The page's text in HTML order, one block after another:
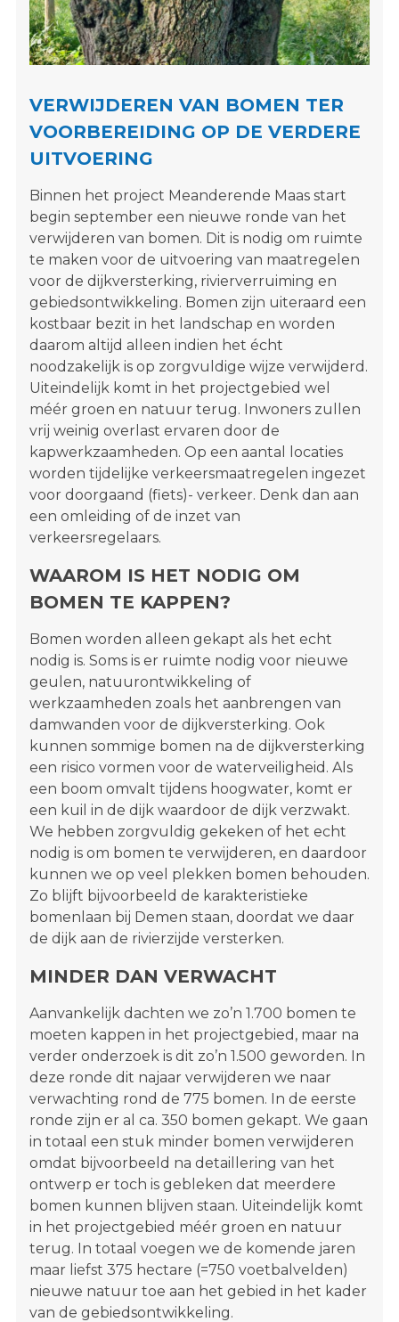
VERWIJDEREN VAN BOMEN TER
VOORBEREIDING OP DE VERDERE
UITVOERING
Binnen het project Meanderende Maas start
begin september een nieuwe ronde van het
verwijderen van bomen. Dit is nodig om ruimte
te maken voor de uitvoering van maatregelen
voor de dijkversterking, rivierverruiming en
gebiedsontwikkeling. Bomen zijn uiteraard een
kostbaar bezit in het landschap en worden
daarom altijd alleen indien het écht
noodzakelijk is op zorgvuldige wijze verwijderd.
Uiteindelijk komt in het projectgebied wel
méér groen en natuur terug. Inwoners zullen
vrij weinig overlast ervaren door de
kapwerkzaamheden. Op een aantal locaties
worden tijdelijke verkeersmaatregelen ingezet
voor doorgaand (fiets)- verkeer. Denk dan aan
een omleiding of de inzet van
verkeersregelaars.
WAAROM IS HET NODIG OM
BOMEN TE KAPPEN?
Bomen worden alleen gekapt als het echt
nodig is. Soms is er ruimte nodig voor nieuwe
geulen, natuurontwikkeling of
werkzaamheden zoals het aanbrengen van
damwanden voor de dijkversterking. Ook
kunnen sommige bomen na de dijkversterking
een risico vormen voor de waterveiligheid. Als
een boom omvalt tijdens hoogwater, komt er
een kuil in de dijk waardoor de dijk verzwakt.
We hebben zorgvuldig gekeken of het echt
nodig is om bomen te verwijderen, en daardoor
kunnen we op veel plekken bomen behouden.
Zo blijft bijvoorbeeld de karakteristieke
bomenlaan bij Demen staan, doordat we daar
de dijk aan de rivierzijde versterken.
MINDER DAN VERWACHT
Aanvankelijk dachten we zo’n 1.700 bomen te
moeten kappen in het projectgebied, maar na
verder onderzoek is dit zo’n 1.500 geworden. In
deze ronde dit najaar verwijderen we naar
verwachting rond de 775 bomen. In de eerste
ronde zijn er al ca. 350 bomen gekapt. We gaan
in totaal een stuk minder bomen verwijderen
omdat bijvoorbeeld na detaillering van het
ontwerp er toch is gebleken dat meerdere
bomen kunnen blijven staan. Uiteindelijk komt
in het projectgebied méér groen en natuur
terug. In totaal voegen we de komende jaren
maar liefst 375 hectare (=750 voetbalvelden)
nieuwe natuur toe aan het gebied in het kader
van de gebiedsontwikkeling.